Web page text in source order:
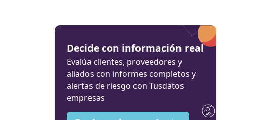
Decide con información real
Evalúa clientes, proveedores y
aliados con informes completos y
alertas de riesgo con Tusdatos
empresas